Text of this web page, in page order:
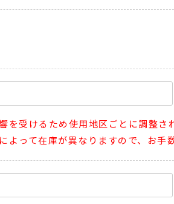
を受けるため使用地区ごとに調整さ
よって在庫が異なりますので、お